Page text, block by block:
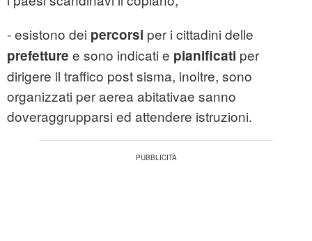
- esistono dei percorsi per i cittadini delle
prefetture e sono indicati e pianificati per
dirigere il traffico post sisma, inoltre, sono
organizzati per aerea abitativae sanno
doveraggrupparsi ed attendere istruzioni.